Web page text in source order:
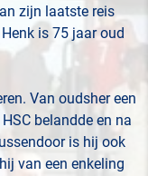
zijn laatste reis
is 75 jaar oud
Van oudsher een
belandde en na
is hij ook
van een enkeling